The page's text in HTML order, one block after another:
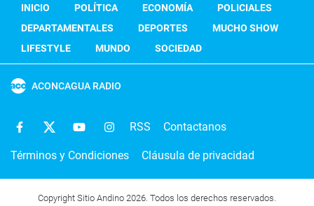
INICIO POLÍTICA ECONOMÍA
POLICIALES
DEPARTAMENTALES
DEPORTES
MUCHO SHOW
LIFESTYLE
MUNDO SOCIEDAD
ACONCAGUA RADIO
RSS Contactanos
Términos y Condiciones Cláusula de privacidad
Copyright Sitio Andino 2026. Todos los derechos reservados.